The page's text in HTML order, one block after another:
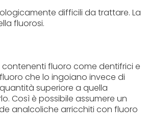
difficili da trattare. La
fluorosi.
fluoro come dentifrici e
che lo ingoiano invece di
superiore a quella
Così è possibile assumere un
analcoliche arricchiti con fluoro